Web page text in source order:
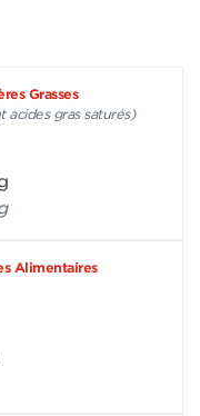
Grasses
acides gras saturés)
Alimentaires